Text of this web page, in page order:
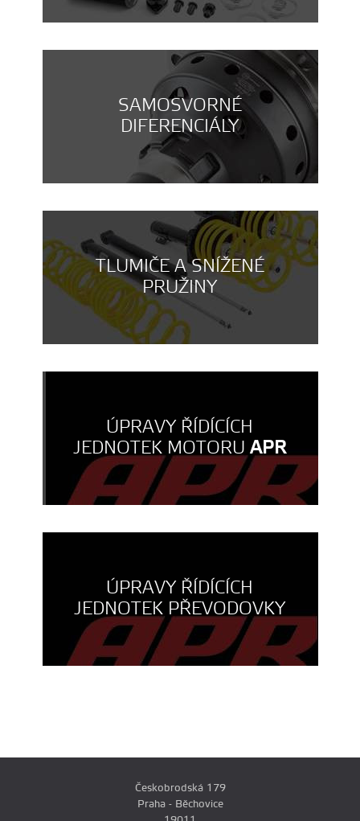
SAMOSVORNÉ
DIFERENCIÁLY
TLUMIČE A SNÍŽENÉ
PRUŽINY
ÚPRAVY ŘÍDÍCÍCH
JEDNOTEK MOTORUAPR
ÚPRAVY ŘÍDÍCÍCH
JEDNOTEK PŘEVODOVKY
Českobrodská 179
Praha - Běchovice